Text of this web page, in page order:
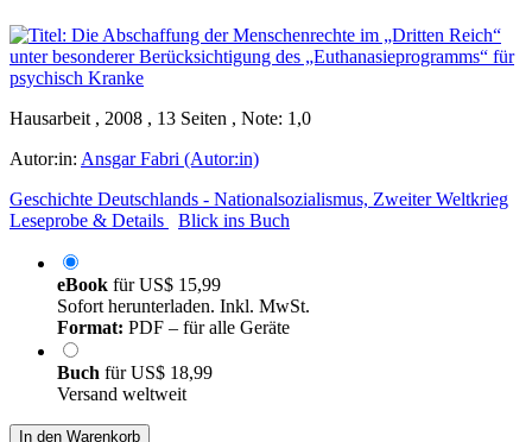
Hausarbeit , 2008 , 13 Seiten , Note: 1,0
Autor:in: Ansgar Fabri (Autor:in)
Geschichte Deutschlands - Nationalsozialismus, Zweiter Weltkrieg
Leseprobe & Details
Blick ins Buch
eBook fürUS$ 15,99
Sofort herunterladen. Inkl. MwSt.
Format: PDF – für alle Geräte
Buch fürUS$ 18,99
Versand weltweit
In den Warenkorb